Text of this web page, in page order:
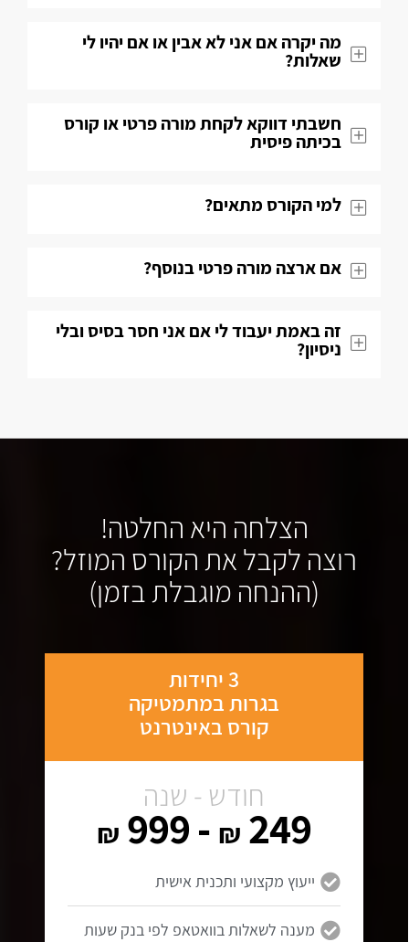
מה יקרה אם אני לא אבין או אם יהיו לי
שאלות​?
חשבתי דווקא לקחת מורה פרטי או קורס
בכיתה פיסית​
למי הקורס מתאים?
אם ארצה מורה פרטי בנוסף?
זה באמת יעבוד לי אם אני חסר בסיס ובלי
ניסיון?
הצלחה היא החלטה!
רוצה לקבל את הקורס המוזל?
(ההנחה מוגבלת בזמן)
3 יחידות
בגרות במתמטיקה
קורס באינטרנט
חודש - שנה
249
₪
- 999
₪
ייעוץ מקצועי ותכנית אישית
מענה לשאלות בוואטאפ לפי בנק שעות